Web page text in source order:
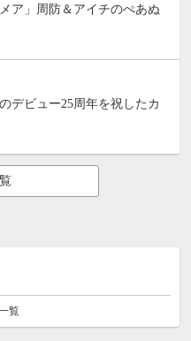
ア」周防＆アイチのぺあぬ
デビュー25周年を祝したカ
覧